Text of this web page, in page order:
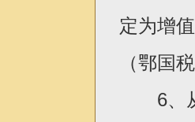
定为增
（鄂国
6、从